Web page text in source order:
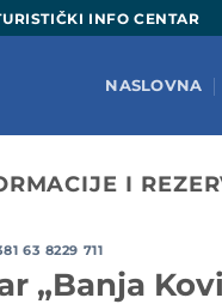
INFO CENTAR
NASLOVNA
I
63 8229 711
„Banja